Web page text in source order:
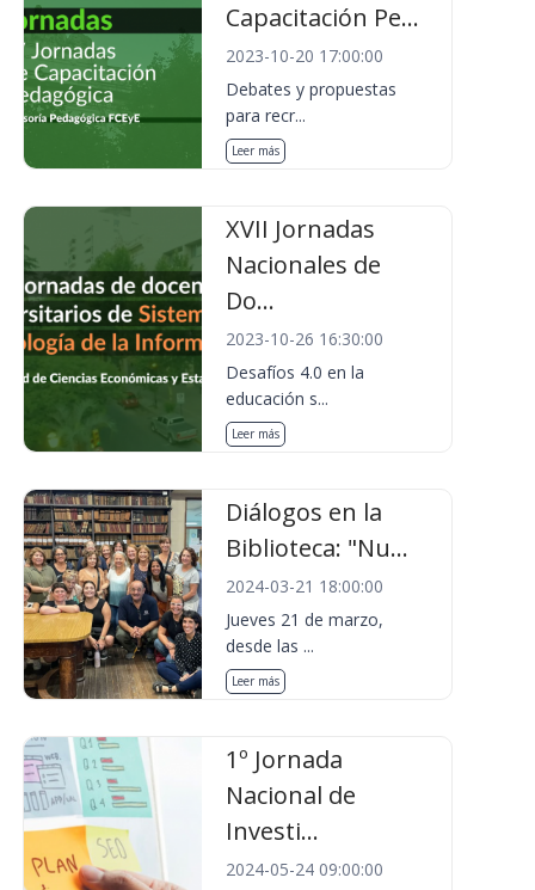
Capacitación Pe...
2023-10-20 17:00:00
Debates y propuestas
para recr...
Leer más
XVII Jornadas
Nacionales de
Do...
2023-10-26 16:30:00
Desafíos 4.0 en la
educación s...
Leer más
Diálogos en la
Biblioteca: "Nu...
2024-03-21 18:00:00
Jueves 21 de marzo,
desde las ...
Leer más
1º Jornada
Nacional de
Investi...
2024-05-24 09:00:00